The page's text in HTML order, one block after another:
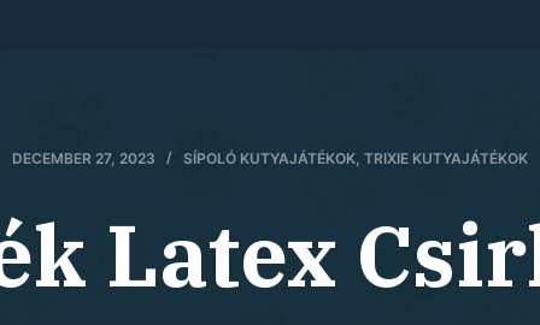
DECEMBER 27, 2023 SÍPOLÓ KUTYAJÁTÉKOK, TRIXIE KUTYAJÁTÉKOK
Latex